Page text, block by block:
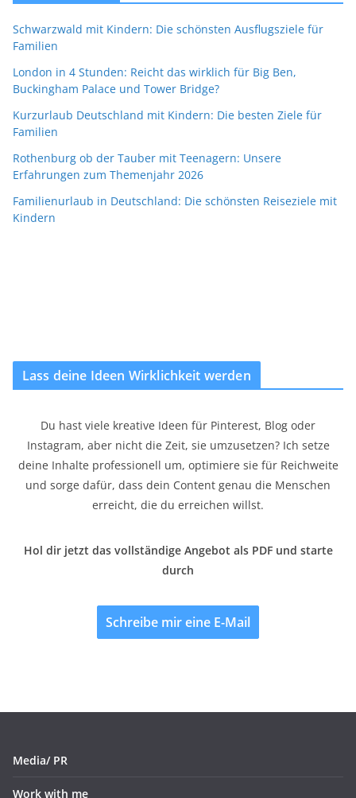
Schwarzwald mit Kindern: Die schönsten Ausflugsziele für
Familien
London in 4 Stunden: Reicht das wirklich für Big Ben,
Buckingham Palace und Tower Bridge?
Kurzurlaub Deutschland mit Kindern: Die besten Ziele für
Familien
Rothenburg ob der Tauber mit Teenagern: Unsere
Erfahrungen zum Themenjahr 2026
Familienurlaub in Deutschland: Die schönsten Reiseziele mit
Kindern
Lass deine Ideen Wirklichkeit werden
Du hast viele kreative Ideen für Pinterest, Blog oder
Instagram, aber nicht die Zeit, sie umzusetzen? Ich setze
deine Inhalte professionell um, optimiere sie für Reichweite
und sorge dafür, dass dein Content genau die Menschen
erreicht, die du erreichen willst.
Hol dir jetzt das vollständige Angebot als PDF und starte
durch
Schreibe mir eine E-Mail
Media/ PR
Work with me